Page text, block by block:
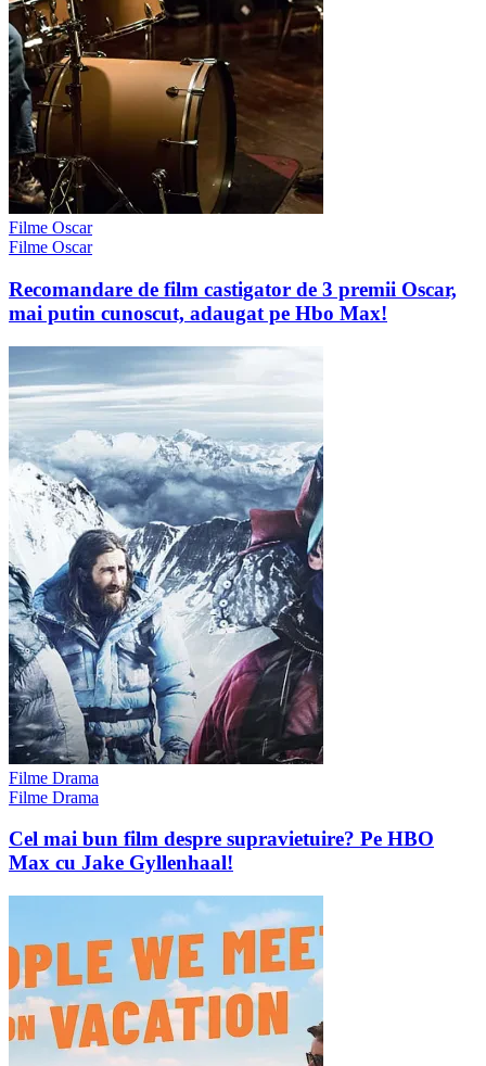
Filme Oscar
Filme Oscar
Recomandare de film castigator de 3 premii Oscar,
mai putin cunoscut, adaugat pe Hbo Max!
Filme Drama
Filme Drama
Cel mai bun film despre supravietuire? Pe HBO
Max cu Jake Gyllenhaal!